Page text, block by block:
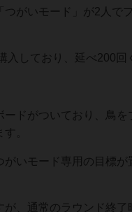
がいモード」が2人で
しており、延べ200回
ドがついており、鳥
。
いモード専用の目標
、通常のラウンド終